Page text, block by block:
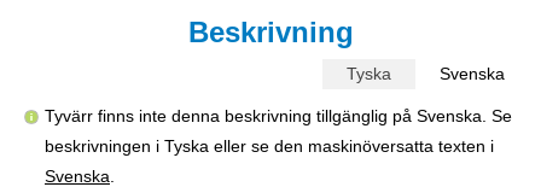
Beskrivning
Tyska Svenska
Tyvärr finns inte denna beskrivning tillgänglig på Svenska. Se
beskrivningen i Tyska eller se den maskinöversatta texten i
Svenska